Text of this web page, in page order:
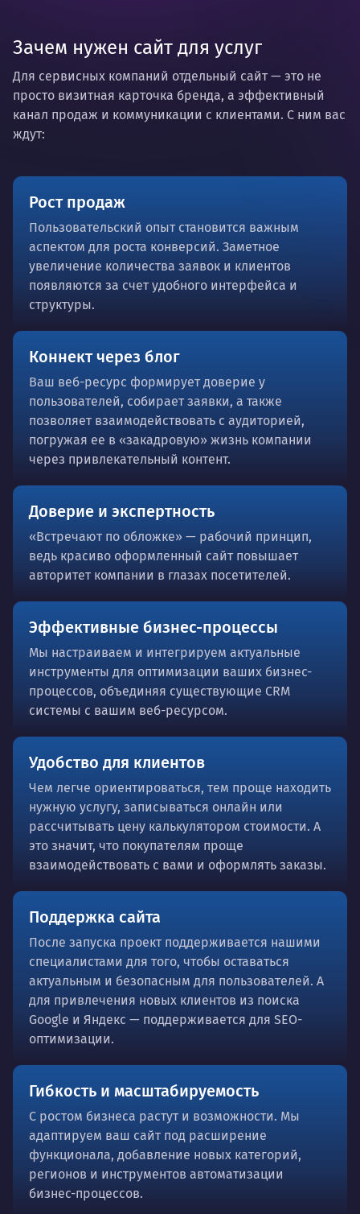
Зачем нужен сайт для услуг
Для сервисных компаний отдельный сайт — это не
просто визитная карточка бренда, а эффективный
канал продаж и коммуникации с клиентами. С ним вас
ждут:
Рост продаж
Пользовательский опыт становится важным
аспектом для роста конверсий. Заметное
увеличение количества заявок и клиентов
появляются за счет удобного интерфейса и
структуры.
Коннект через блог
Ваш веб-ресурс формирует доверие у
пользователей, собирает заявки, а также
позволяет взаимодействовать с аудиторией,
погружая ее в «закадровую» жизнь компании
через привлекательный контент.
Доверие и экспертность
«Встречают по обложке» — рабочий принцип,
ведь красиво оформленный сайт повышает
авторитет компании в глазах посетителей.
Эффективные бизнес-процессы
Мы настраиваем и интегрируем актуальные
инструменты для оптимизации ваших бизнес-
процессов, объединяя существующие CRM
системы с вашим веб-ресурсом.
Удобство для клиентов
Чем легче ориентироваться, тем проще находить
нужную услугу, записываться онлайн или
рассчитывать цену калькулятором стоимости. А
это значит, что покупателям проще
взаимодействовать с вами и оформлять заказы.
Поддержка сайта
После запуска проект поддерживается нашими
специалистами для того, чтобы оставаться
актуальным и безопасным для пользователей. А
для привлечения новых клиентов из поиска
Google и Яндекс — поддерживается для SEO-
оптимизации.
Гибкость и масштабируемость
С ростом бизнеса растут и возможности. Мы
адаптируем ваш сайт под расширение
функционала, добавление новых категорий,
регионов и инструментов автоматизации
бизнес-процессов.